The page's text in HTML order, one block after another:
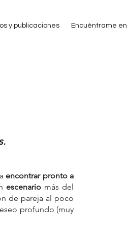
y publicaciones Encuéntrame en
encontrar pronto a
escenario más del
de pareja al poco
profundo (muy